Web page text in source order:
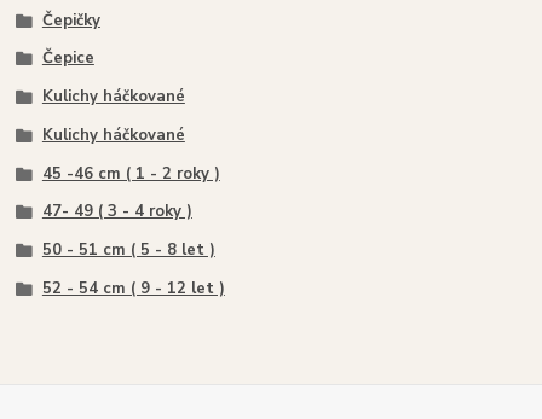
Čepičky
Čepice
Kulichy háčkované
Kulichy háčkované
45 -46 cm ( 1 - 2 roky )
47- 49 ( 3 - 4 roky )
50 - 51 cm ( 5 - 8 let )
52 - 54 cm ( 9 - 12 let )